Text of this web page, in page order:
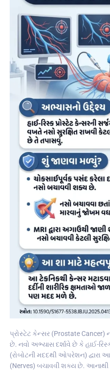
પ્રોસ્ટેટ કેન્સર (Prostate Cancer)
છે. નવો અભ્યાસ દર્શાવે છે કે હાઈ-
(રોબોટની મદદથી ઓપરેશન)
(Nerves) બચાવવી શક્ય છે.